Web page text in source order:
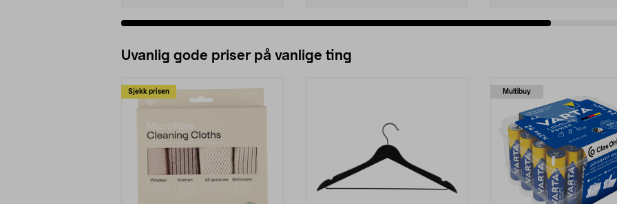
Uvanlig gode priser på vanlige ting
Sjekk prisen Multibuy